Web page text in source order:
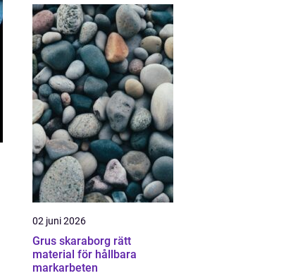
02 juni 2026
Grus skaraborg rätt
material för hållbara
markarbeten